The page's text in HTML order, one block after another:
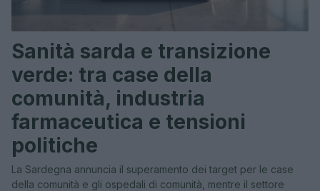
Sanità sarda e transizione
verde: tra case della
comunità, industria
farmaceutica e tensioni
politiche
La Sardegna annuncia il superamento dei target per le case
della comunità e gli ospedali di comunità, mentre il settore